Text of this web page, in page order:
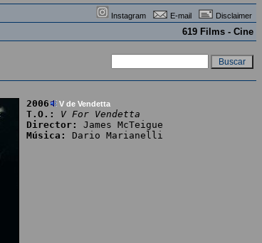
Instagram E-mail Disclaimer
619 Films - Cine
2006 V de Vendetta
T.O.:
V For Vendetta
Director:
James McTeigue
Música:
Dario Marianelli